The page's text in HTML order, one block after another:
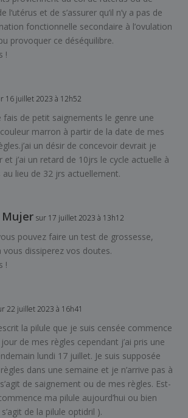
l’utérus et de s’assurer qu’il n’y a pas de
fonctionnelle secondaire à l’ovulation
provoquer ce déséquilibre.
!
16 juillet 2023 à 12h52
fais de petit saignements le genre une
marron à partir de la date de mes
un désir de concevoir devrait je
et j’ai un retard de 10jrs le cycle actuelle à
au lieu de 32 jrs actuellement.
Mujer sur 17 juillet 2023 à 13h12
pouvez faire un test de grossesse,
vous dissiperez vos doutes.
!
22 juillet 2023 à 16h41
la pilule que je suis censée commence
de mes règles cependant j’ai pris une
lundi 17 juillet. Je suis supposée
dans une semaine et je n’arrive pas à
de saignement ou de mes règles. Est-
ma pilule aujourd’hui ou bien
s’agit de la pilule optidril ).